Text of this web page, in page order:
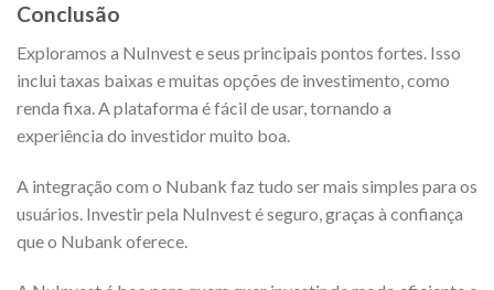
Conclusão
Exploramos a NuInvest e seus principais pontos fortes. Isso
inclui taxas baixas e muitas opções de investimento, como
renda fixa. A plataforma é fácil de usar, tornando a
experiência do investidor muito boa.
A integração com o Nubank faz tudo ser mais simples para os
usuários. Investir pela NuInvest é seguro, graças à confiança
que o Nubank oferece.